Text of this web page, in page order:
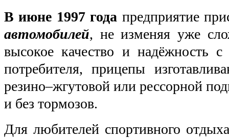
В июне 1997 года предприятие
автомобилей, не изменяя уже
высокое качество и надёжность
потребителя, прицепы
резино–жгутовой или рессорной
и без тормозов.
Для любителей спортивного